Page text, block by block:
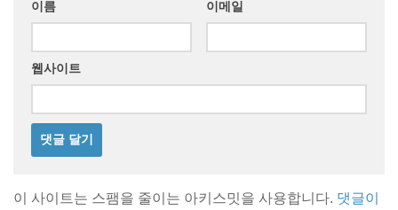
이름 이메일
웹사이트
이 사이트는 스팸을 줄이는 아키스밋을 사용합니다. 댓글이